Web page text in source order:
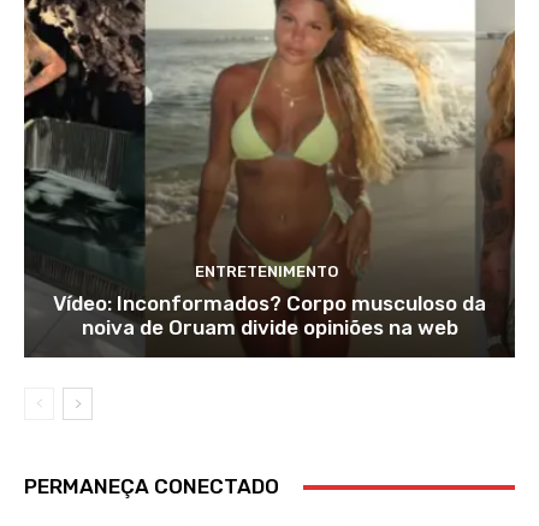
ENTRETENIMENTO
Vídeo: Inconformados? Corpo musculoso da
noiva de Oruam divide opiniões na web
PERMANEÇA CONECTADO